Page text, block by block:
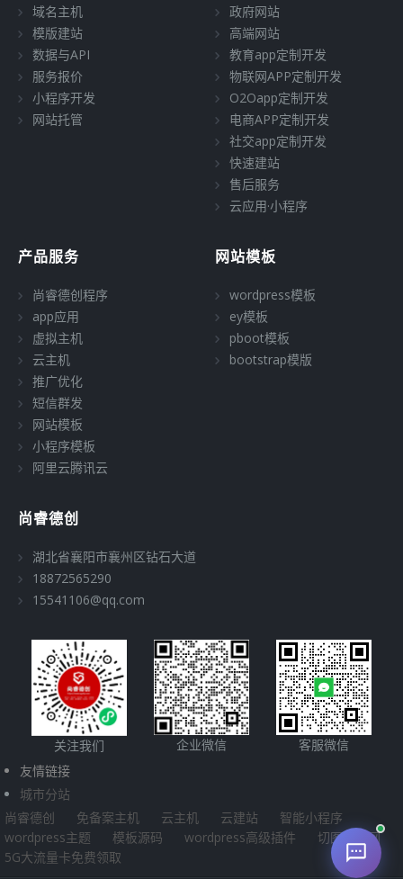
域名主机
模版建站
数据与API
服务报价
小程序开发
网站托管
政府网站
高端网站
教育app定制开发
物联网APP定制开发
O2Oapp定制开发
电商APP定制开发
社交app定制开发
快速建站
售后服务
云应用·小程序
产品服务
尚睿德创程序
app应用
虚拟主机
云主机
推广优化
短信群发
网站模板
小程序模板
阿里云腾讯云
网站模板
wordpress模板
ey模板
pboot模板
bootstrap模版
尚睿德创
湖北省襄阳市襄州区钻石大道
18872565290
15541106@qq.com
关注我们 企业微信
客服微信
友情链接
城市分站
尚睿德创
免备案主机 云主机 云建站
智能小程序
wordpress主题
模板源码 wordpress高级插件
切图源码网
5G大流量卡免费领取